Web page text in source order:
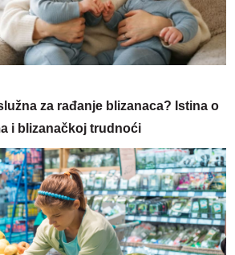
za rađanje blizanaca? Istina o
i blizanačkoj trudnoći